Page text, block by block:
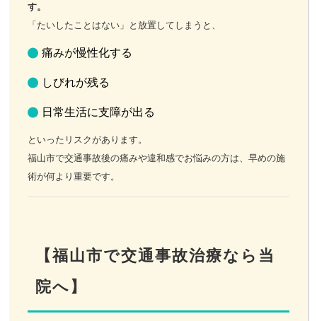
す。
「たいしたことはない」と放置してしまうと、
痛みが慢性化する
しびれが残る
日常生活に支障が出る
といったリスクがあります。
福山市で交通事故後の痛みや違和感でお悩みの方は、早めの施
術が何より重要です。
【福山市で交通事故治療なら当
院へ】